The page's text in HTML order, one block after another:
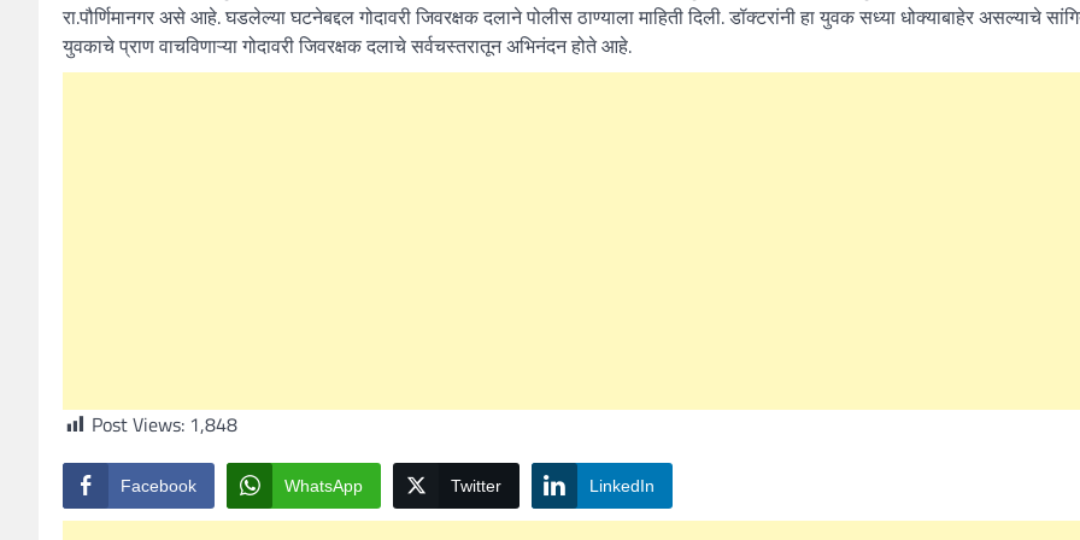
रा.पौर्णिमानगर असे आहे. घडलेल्या घटनेबद्दल गोदावरी जिवरक्षक दलाने पोलीस ठाण्याला माहिती दिली. डॉक्टरांनी हा युवक सध्या धोक्याबाहेर असल्याचे
युवकाचे प्राण वाचविणाऱ्या गोदावरी जिवरक्षक दलाचे सर्वचस्तरातून अभिनंदन होते आहे.
Post Views: 1,848
Facebook WhatsApp Twitter LinkedIn